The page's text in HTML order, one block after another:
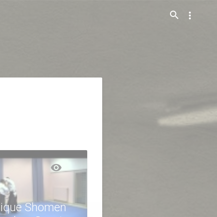
search more_vert
Shomen
visibility